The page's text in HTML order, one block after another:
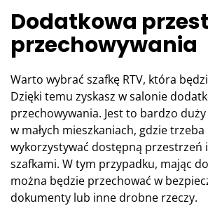
Dodatkowa
przechowywania
Warto wybrać szafkę RTV, która
Dzięki temu zyskasz w salonie
przechowywania. Jest to bardzo
w małych mieszkaniach, gdzie
wykorzystywać dostępną przestrzeń
szafkami. W tym przypadku, mając
można będzie przechować w
dokumenty lub inne drobne rzeczy.